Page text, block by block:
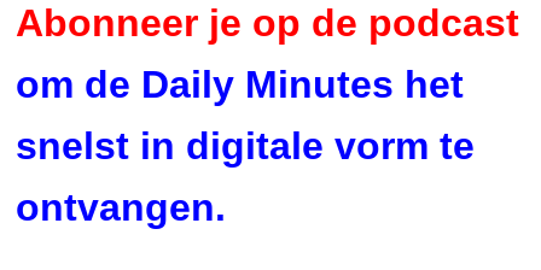
Abonneer je op de podcast
om de Daily Minutes het
snelst in digitale vorm te
ontvangen.